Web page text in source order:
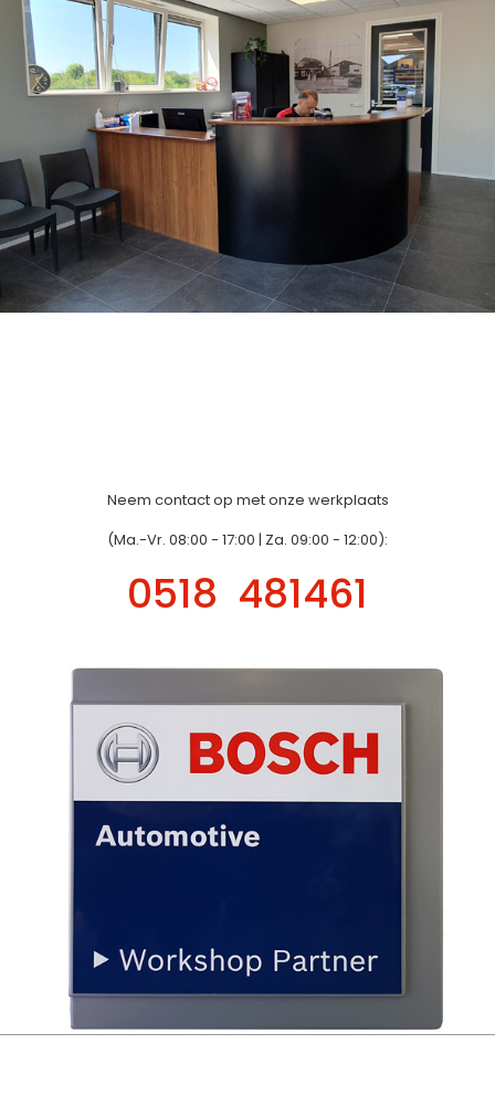
Neem contact op met onze werkplaats
(Ma.-Vr. 08:00 - 17:00 | Za. 09:00 - 12:00):
0518 481461